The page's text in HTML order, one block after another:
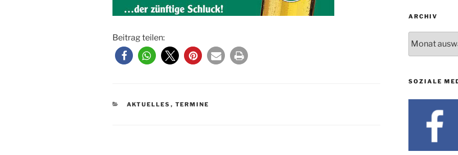
Beitrag teilen:
KATEGORIEN
AKTUELLES , TERMINE
ARCHIV
SOZIALE